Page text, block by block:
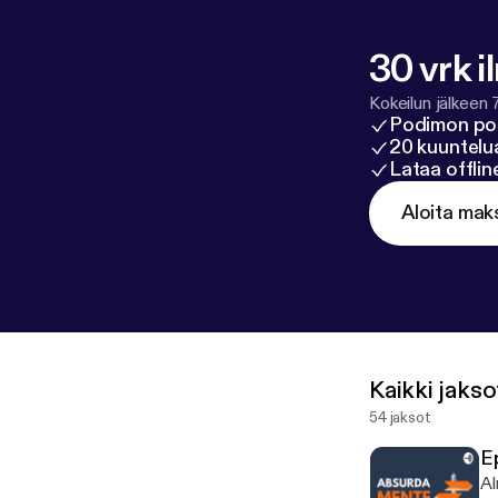
30 vrk
Kokeilun jälkeen
Podimon
20
Lataa
Aloita
Kaikki
54 jaksot